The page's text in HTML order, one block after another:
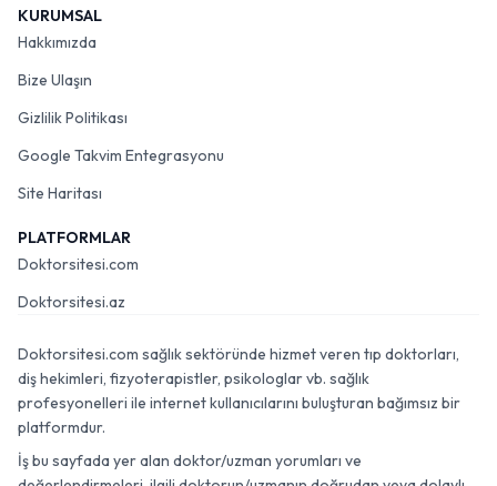
KURUMSAL
Hakkımızda
Bize Ulaşın
Gizlilik Politikası
Google Takvim Entegrasyonu
Site Haritası
PLATFORMLAR
Doktorsitesi.com
Doktorsitesi.az
Doktorsitesi.com sağlık sektöründe hizmet veren tıp doktorları,
diş hekimleri, fizyoterapistler, psikologlar vb. sağlık
profesyonelleri ile internet kullanıcılarını buluşturan bağımsız bir
platformdur.
İş bu sayfada yer alan doktor/uzman yorumları ve